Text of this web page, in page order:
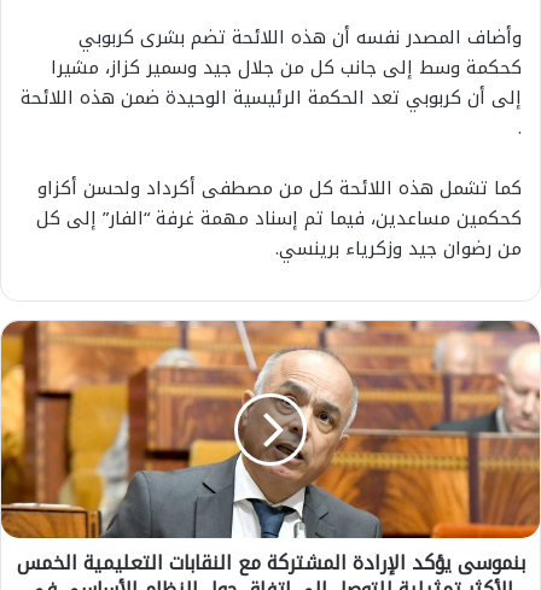
وأضاف المصدر نفسه أن هذه اللائحة تضم بشرى كربوبي
كحكمة وسط إلى جانب كل من جلال جيد وسمير كزاز، مشيرا
إلى أن كربوبي تعد الحكمة الرئيسية الوحيدة ضمن هذه اللائحة
.
كما تشمل هذه اللائحة كل من مصطفى أكرداد ولحسن أكزاو
كحكمين مساعدين، فيما تم إسناد مهمة غرفة“الفار” إلى كل
من رضوان جيد وزكرياء برينسي.
ب
ن
م
و
س
ى
ي
ك
بنموسى يؤكد الإرادة المشتركة مع النقابات التعليمية الخمس